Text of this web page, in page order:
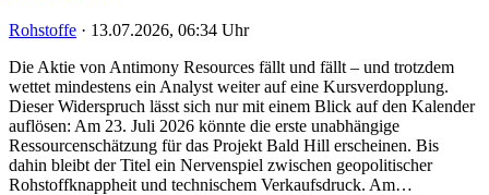
Rohstoffe · 13.07.2026, 06:34 Uhr
Die Aktie von Antimony Resources fällt und fällt – und trotzdem
wettet mindestens ein Analyst weiter auf eine Kursverdopplung.
Dieser Widerspruch lässt sich nur mit einem Blick auf den Kalender
auflösen: Am 23. Juli 2026 könnte die erste unabhängige
Ressourcenschätzung für das Projekt Bald Hill erscheinen. Bis
dahin bleibt der Titel ein Nervenspiel zwischen geopolitischer
Rohstoffknappheit und technischem Verkaufsdruck. Am…